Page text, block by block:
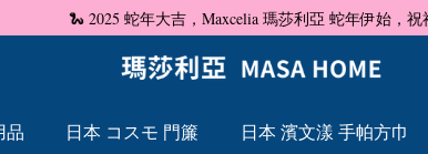
🐍 2025 蛇年大吉，Maxcelia 瑪莎利亞 蛇年伊始，祝福大家「
品 日本 コスモ 門簾 日本 濱文漾 手帕方巾